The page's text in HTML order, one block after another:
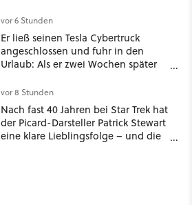
vor 6 Stunden
Er ließ seinen Tesla Cybertruck
angeschlossen und fuhr in den
Urlaub: Als er zwei Wochen später
mehr an [Best of GameStar]
vor 8 Stunden
Nach fast 40 Jahren bei Star Trek hat
der Picard-Darsteller Patrick Stewart
eine klare Lieblingsfolge – und die